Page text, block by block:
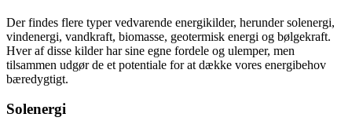
Der findes flere typer vedvarende energikilder, herunder solenergi,
vindenergi, vandkraft, biomasse, geotermisk energi og bølgekraft.
Hver af disse kilder har sine egne fordele og ulemper, men
tilsammen udgør de et potentiale for at dække vores energibehov
bæredygtigt.
Solenergi